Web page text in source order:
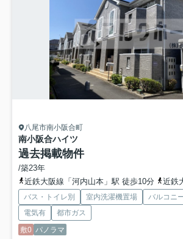
八尾市南小阪合町
南小阪合ハイツ
過去掲載物件
/築23年
近鉄大阪線「河内山本」駅 徒歩10分
近鉄大
バス・トイレ別 室内洗濯機置場 バルコニ
電気有
都市ガス
敷0 パノラマ